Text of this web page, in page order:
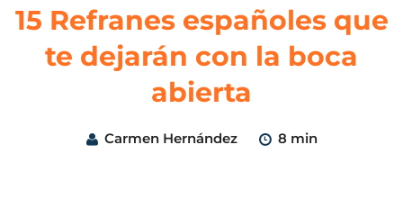
15 Refranes españoles que
te dejarán con la boca
abierta
Carmen Hernández 8 min